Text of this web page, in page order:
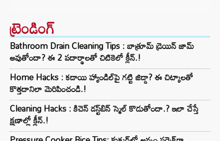
ట్రెండింగ్‌
Bathroom Drain Cleaning Tips : బాత్రూమ్ డ్రెయిన్ జామ్
అవుతోందా? ఈ 2 పదార్థాలతో చిటికెలో క్లీన్.!
Home Hacks : కడాయి హ్యాండిల్‌పై గట్టి జిడ్డా? ఈ చిట్కాలతో
కొత్తదానిలా మెరిపించండి.!
Cleaning Hacks : కిచెన్ డస్ట్‌బిన్ స్మెల్ కొడుతోందా.? ఇలా చేస్తే
క్షణాల్లో క్లీన్.!